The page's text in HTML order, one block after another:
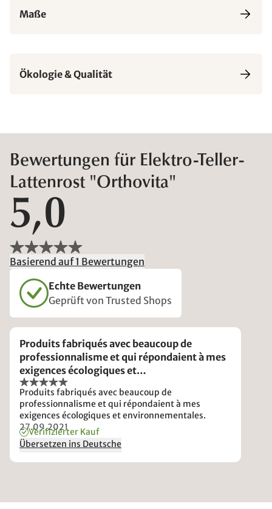
Maße
Ökologie & Qualität
Bewertungen für Elektro-Teller-
Lattenrost "Orthovita"
5,0
Basierend auf 1 Bewertungen
Echte Bewertungen
Geprüft von Trusted Shops
Produits fabriqués avec beaucoup de
professionnalisme et qui répondaient à mes
exigences écologiques et
environnementales.
Produits fabriqués avec beaucoup de
professionnalisme et qui répondaient à mes
exigences écologiques et environnementales.
27.09.2021
Verifizierter Kauf
Übersetzen ins Deutsche